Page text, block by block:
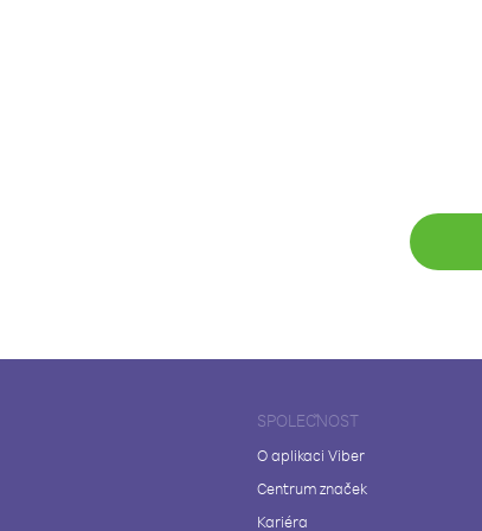
SPOLEČNOST
O aplikaci Viber
Centrum značek
Kariéra